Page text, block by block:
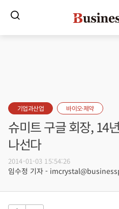
기업과산업 바이오·제약
슈미트 구글 회장, 14
나선다
2014-01-03 15:54:26
임수정 기자 -